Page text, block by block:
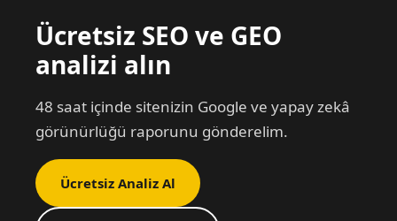
Ücretsiz SEO ve GEO
analizi alın
48 saat içinde sitenizin Google ve yapay zekâ
görünürlüğü raporunu gönderelim.
Ücretsiz Analiz Al